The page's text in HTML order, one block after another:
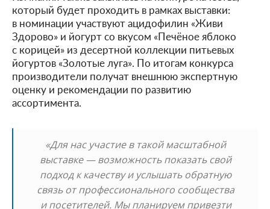
который будет проходить в рамках выставки:
в номинации участвуют ацидофилин «Живи
Здорово» и йогурт со вкусом «Печёное яблоко
с корицей» из десертной коллекции питьевых
йогуртов «Золотые луга». По итогам конкурса
производители получат внешнюю экспертную
оценку и рекомендации по развитию
ассортимента.
«Для нас участие в такой масштабной
выставке — возможность показать свой
подход к качеству и услышать обратную
связь от профессионального сообщества
и посетителей. Мы планируем привезти